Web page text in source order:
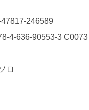
246589
4-636-90553-3 C0073
ロ